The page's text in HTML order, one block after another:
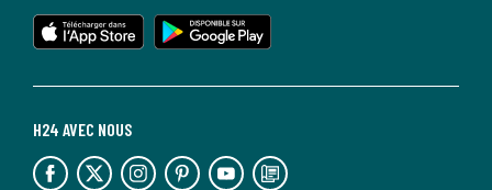
H24 AVEC NOUS
lien vers l'espace réseaux sociaux lien vers l'espace réseaux sociaux lien vers l'espace réseaux sociaux lien vers l'espace réseaux sociaux lien vers l'espace réseaux sociaux lien vers le blog la redoute
lien vers l'app store
lien vers google play